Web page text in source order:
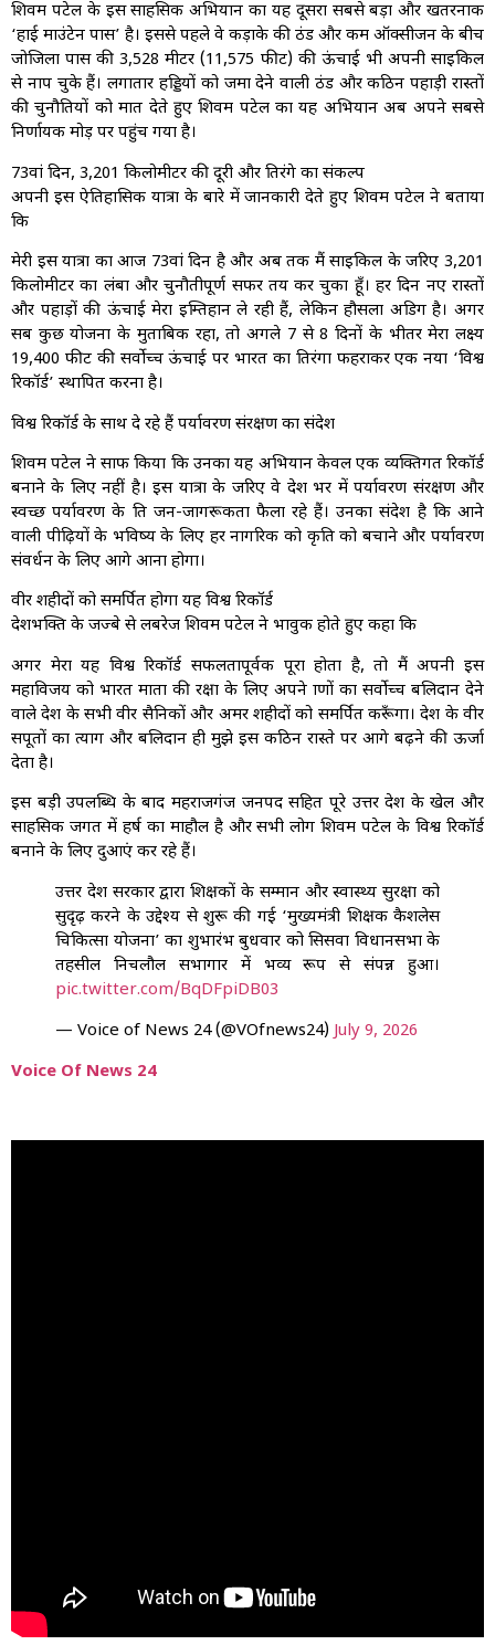
शिवम पटेल के इस साहसिक अभियान का यह दूसरा सबसे बड़ा और खतरनाक
‘हाई माउंटेन पास’ है। इससे पहले वे कड़ाके की ठंड और कम ऑक्सीजन के बीच
जोजिला पास की 3,528 मीटर (11,575 फीट) की ऊंचाई भी अपनी साइकिल
से नाप चुके हैं। लगातार हड्डियों को जमा देने वाली ठंड और कठिन पहाड़ी रास्तों
की चुनौतियों को मात देते हुए शिवम पटेल का यह अभियान अब अपने सबसे
निर्णायक मोड़ पर पहुंच गया है।
73वां दिन, 3,201 किलोमीटर की दूरी और तिरंगे का संकल्प
अपनी इस ऐतिहासिक यात्रा के बारे में जानकारी देते हुए शिवम पटेल ने बताया
कि
मेरी इस यात्रा का आज 73वां दिन है और अब तक मैं साइकिल के जरिए 3,201
किलोमीटर का लंबा और चुनौतीपूर्ण सफर तय कर चुका हूँ। हर दिन नए रास्तों
और पहाड़ों की ऊंचाई मेरा इम्तिहान ले रही हैं, लेकिन हौसला अडिग है। अगर
सब कुछ योजना के मुताबिक रहा, तो अगले 7 से 8 दिनों के भीतर मेरा लक्ष्य
19,400 फीट की सर्वोच्च ऊंचाई पर भारत का तिरंगा फहराकर एक नया ‘विश्व
रिकॉर्ड’ स्थापित करना है।
विश्व रिकॉर्ड के साथ दे रहे हैं पर्यावरण संरक्षण का संदेश
शिवम पटेल ने साफ किया कि उनका यह अभियान केवल एक व्यक्तिगत रिकॉर्ड
बनाने के लिए नहीं है। इस यात्रा के जरिए वे देश भर में पर्यावरण संरक्षण और
स्वच्छ पर्यावरण के प्रति जन-जागरूकता फैला रहे हैं। उनका संदेश है कि आने
वाली पीढ़ियों के भविष्य के लिए हर नागरिक को प्रकृति को बचाने और पर्यावरण
संवर्धन के लिए आगे आना होगा।
वीर शहीदों को समर्पित होगा यह विश्व रिकॉर्ड
देशभक्ति के जज्बे से लबरेज शिवम पटेल ने भावुक होते हुए कहा कि
अगर मेरा यह विश्व रिकॉर्ड सफलतापूर्वक पूरा होता है, तो मैं अपनी इस
महाविजय को भारत माता की रक्षा के लिए अपने प्राणों का सर्वोच्च बलिदान देने
वाले देश के सभी वीर सैनिकों और अमर शहीदों को समर्पित करूँगा। देश के वीर
सपूतों का त्याग और बलिदान ही मुझे इस कठिन रास्ते पर आगे बढ़ने की ऊर्जा
देता है।
इस बड़ी उपलब्धि के बाद महराजगंज जनपद सहित पूरे उत्तर प्रदेश के खेल और
साहसिक जगत में हर्ष का माहौल है और सभी लोग शिवम पटेल के विश्व रिकॉर्ड
बनाने के लिए दुआएं कर रहे हैं।
उत्तर प्रदेश सरकार द्वारा शिक्षकों के सम्मान और स्वास्थ्य सुरक्षा को
सुदृढ़ करने के उद्देश्य से शुरू की गई ‘मुख्यमंत्री शिक्षक कैशलेस
चिकित्सा योजना’ का शुभारंभ बुधवार को सिसवा विधानसभा के
तहसील निचलौल सभागार में भव्य रूप से संपन्न हुआ।
pic.twitter.com/BqDFpiDB03
— Voice of News 24 (@VOfnews24) July 9, 2026
Voice Of News 24